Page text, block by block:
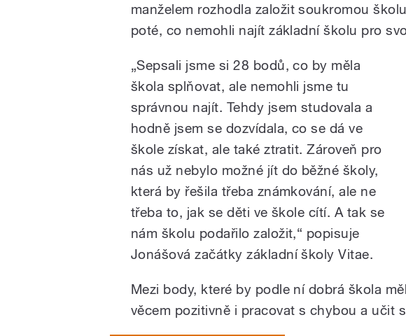
manželem rozhodla založit soukromou
poté, co nemohli najít základní školu pro
„Sepsali jsme si 28 bodů, co by měla
škola splňovat, ale nemohli jsme tu
správnou najít. Tehdy jsem studovala a
hodně jsem se dozvídala, co se dá ve
škole získat, ale také ztratit. Zároveň pro
nás už nebylo možné jít do běžné školy,
která by řešila třeba známkování, ale ne
třeba to, jak se děti ve škole cítí. A tak se
nám školu podařilo založit,“ popisuje
Jonášová začátky základní školy Vitae.
Mezi body, které by podle ní dobrá škola
věcem pozitivně i pracovat s chybou a učit